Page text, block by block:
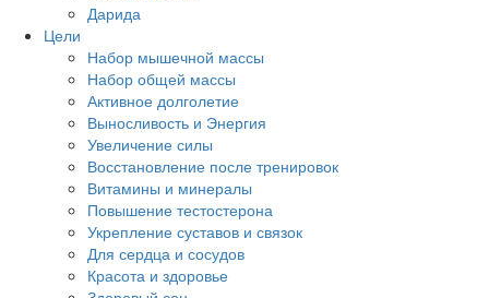
Дарида
Цели
Набор мышечной массы
Набор общей массы
Активное долголетие
Выносливость и Энергия
Увеличение силы
Восстановление после тренировок
Витамины и минералы
Повышение тестостерона
Укрепление суставов и связок
Для сердца и сосудов
Красота и здоровье